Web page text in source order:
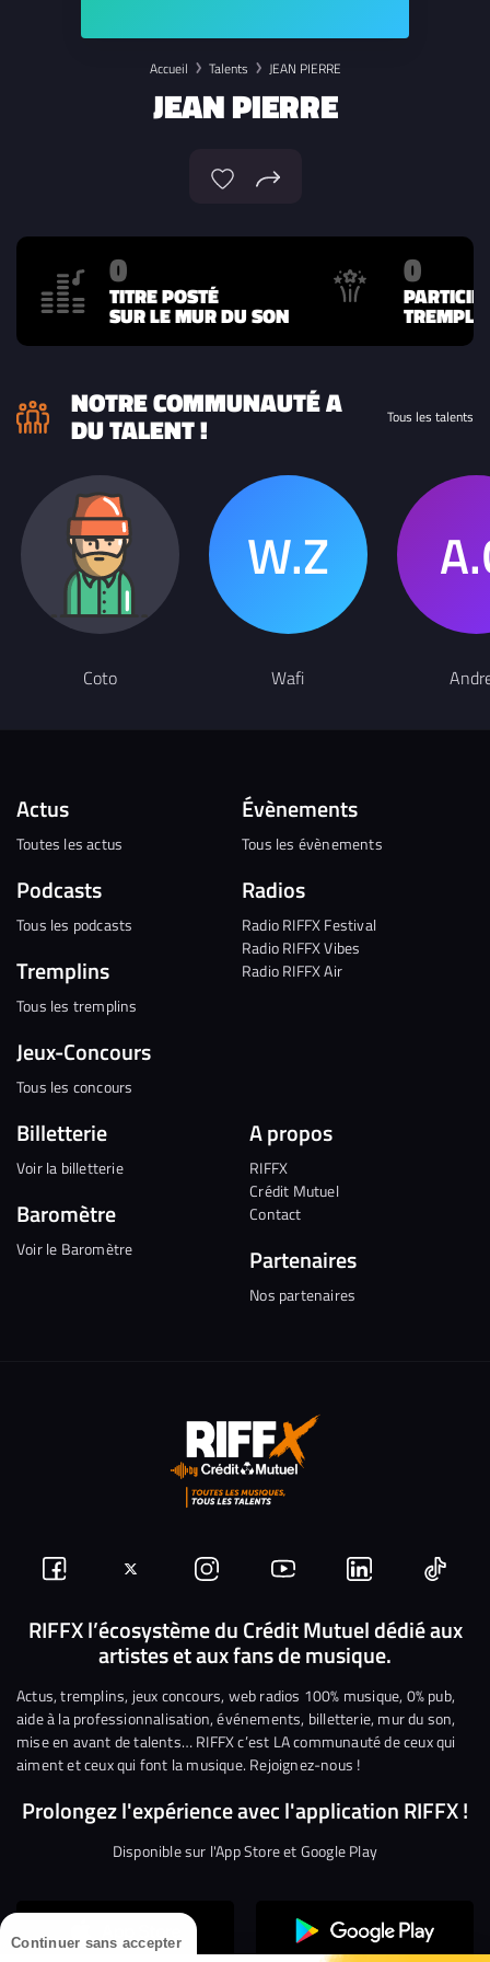
Continuer sans accepter
Accueil Talents JEAN PIERRE
JEAN PIERRE
0
TITRE POSTÉ
SUR LE MUR DU SON
0
NOTRE COMMUNAUTÉ A
DU TALENT ! Tous les talents
Coto Wafi
Actus
Toutes les actus
Podcasts
Tous les podcasts
Tremplins
Tous les tremplins
Jeux-Concours
Tous les concours
Évènements
Tous les évènements
Radios
Radio RIFFX Festival
Radio RIFFX Vibes
Radio RIFFX Air
Billetterie
Voir la billetterie
Baromètre
Voir le Baromètre
A propos
RIFFX
Crédit Mutuel
Contact
Partenaires
Nos partenaires
Suivez-
nous
Facebook
Suivez-
nous
sur
Twitter
Nous
rejoindre
sur
Instagram
Nous
rejoindre
sur
YouTube
Nous
rejoindre
sur
Linkedin
Nous
RIFFX l’écosystème du Crédit Mutuel dédié aux
artistes et aux fans de musique.
Actus, tremplins, jeux concours, web radios 100% musique, 0% pub,
aide à la professionnalisation, événements, billetterie, mur du son,
mise en avant de talents… RIFFX c’est LA communauté de ceux qui
aiment et ceux qui font la musique. Rejoignez-nous !
Prolongez l'expérience avec l'application RIFFX !
Disponible sur l'App Store et Google Play